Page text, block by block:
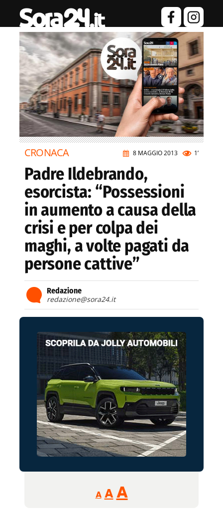
8 MAGGIO 2013 1’
CRONACA
Padre Ildebrando,
esorcista: “Possessioni
in aumento a causa della
crisi e per colpa dei
maghi, a volte pagati da
persone cattive”
Redazione
redazione@sora24.it
A
Reducir
tamaño
A Restablecer
AAumentar